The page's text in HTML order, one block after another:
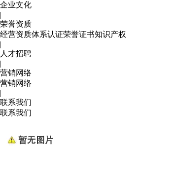
企业文化
|
荣誉资质
经营资质体系认证荣誉证书知识产权
|
人才招聘
|
营销网络
营销网络
|
联系我们
联系我们